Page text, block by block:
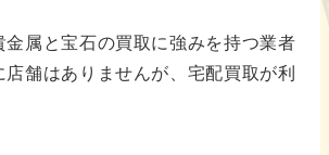
金属と宝石の買取に強みを持つ業者
店舗はありませんが、宅配買取が利